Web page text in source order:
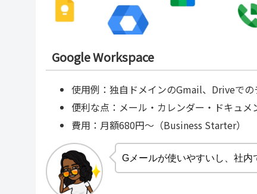
Google Workspace
使用例：独自ドメインのGmail、Driveで
便利な点：メール・カレンダー・ドキュ
費用：月額680円〜（Business Starter）
Gメールが使いやすいし、社内